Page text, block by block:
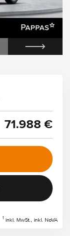
71.988 €
1 inkl. MwSt., inkl. NoVA